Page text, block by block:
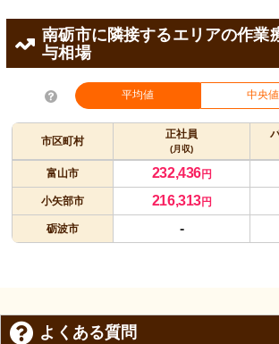
南砺市に隣接するエリアの作業
与相場
平均値 中央値
市区町村
正社員
(月収)
富山市 232,436円
小矢部市 216,313円
砺波市 -
よくある質問